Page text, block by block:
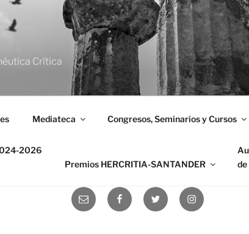
Crítica
Mediateca Congresos, Seminarios y Cursos
2026
Premios HERCRITIA-SANTANDER
Correo
electrónico
FacebookTwitter Instagram